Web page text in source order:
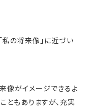
私の将来像」に近づい
像がイメージできるよ
ともありますが、充実